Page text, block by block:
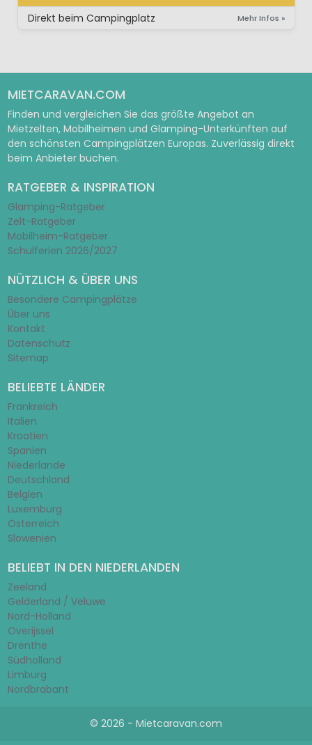
STELLPLATZ
Direkt beim Campingplatz Mehr Infos »
MIETCARAVAN.COM
Finden und vergleichen Sie das größte Angebot an
Mietzelten, Mobilheimen und Glamping-Unterkünften auf
den schönsten Campingplätzen Europas. Zuverlässig direkt
beim Anbieter buchen.
RATGEBER & INSPIRATION
Glamping-Ratgeber
Zelt-Ratgeber
Mobilheim-Ratgeber
Schulferien 2026/2027
NÜTZLICH & ÜBER UNS
Besondere Campingplätze
Über uns
Kontakt
Datenschutz
Sitemap
BELIEBTE LÄNDER
Frankreich
Italien
Kroatien
Spanien
Niederlande
Deutschland
Belgien
Luxemburg
Österreich
Slowenien
BELIEBT IN DEN NIEDERLANDEN
Zeeland
Gelderland / Veluwe
Nord-Holland
Overijssel
Drenthe
Südholland
Limburg
Nordbrabant
© 2026 - Mietcaravan.com